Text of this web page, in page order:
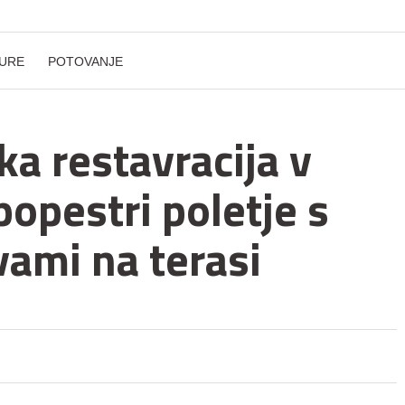
POTOVANJE
restavracija v
poletje s
na terasi